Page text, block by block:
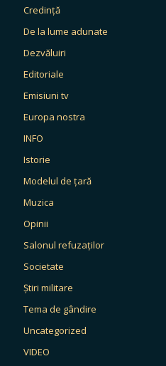
Credință
De la lume adunate
Dezvăluiri
Editoriale
Emisiuni tv
Europa nostra
INFO
Istorie
Modelul de țară
Muzica
Opinii
Salonul refuzaților
Societate
Știri militare
Tema de gândire
Uncategorized
VIDEO